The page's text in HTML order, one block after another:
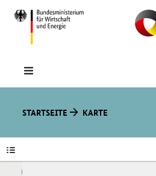
Sie sind hier:
STARTSEITE KARTE